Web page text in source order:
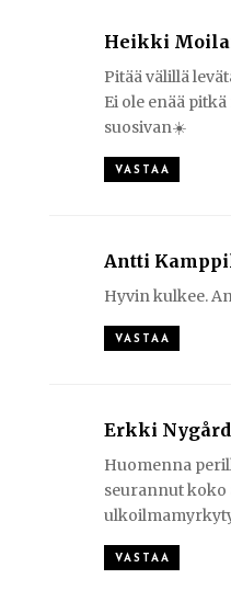
Heikki
Pitää välillä
Ei ole enää
suosivan☀️
VASTAA
Antti
Hyvin kulkee.
VASTAA
Erkki Nygård
Huomenna
seurannut koko
VASTAA